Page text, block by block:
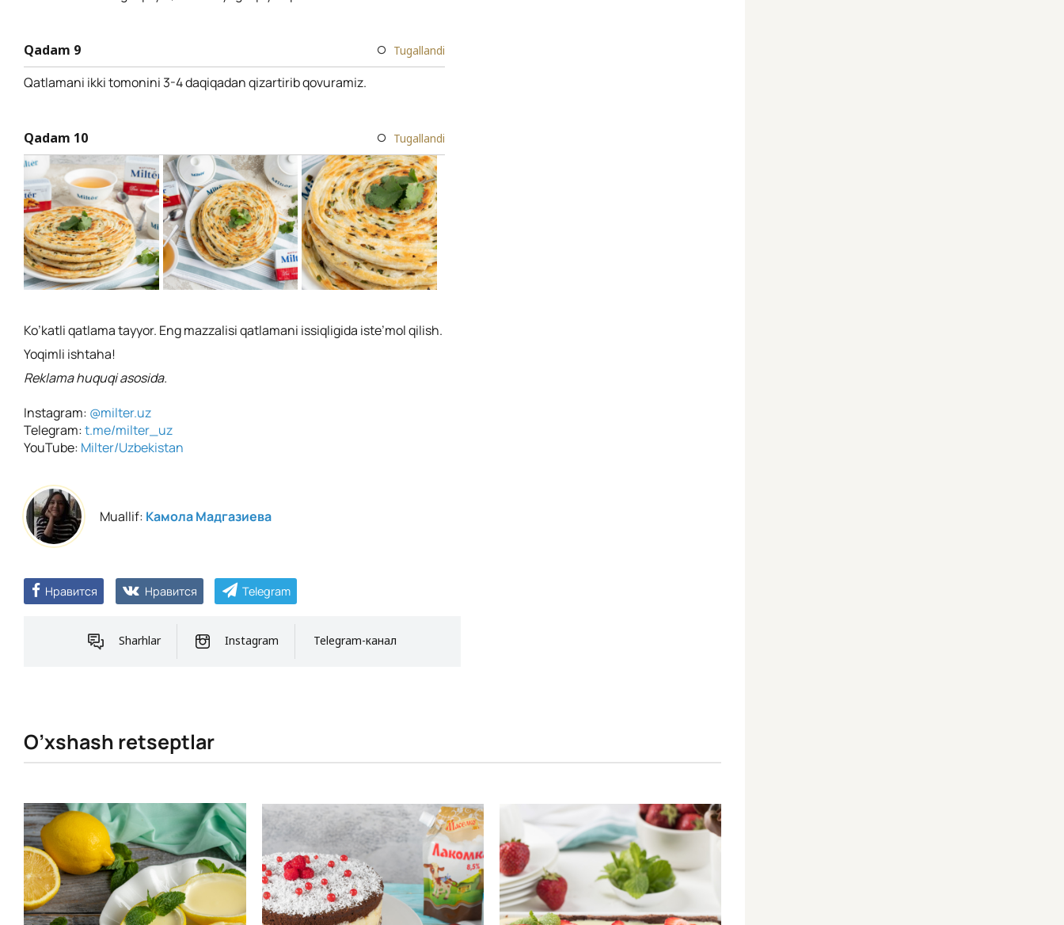
Qadam 9 Tugallandi
Qatlamani ikki tomonini 3-4 daqiqadan qizartirib qovuramiz.
Qadam 10 Tugallandi
Ko’katli qatlama tayyor. Eng mazzalisi qatlamani issiqligida iste’mol qilish.
Yoqimli ishtaha!
Reklama huquqi asosida.
Instagram: @milter.uz
Telegram:t.me/milter_uz
YouTube: Milter/Uzbekistan
Muallif: Камола Мадгазиева
Нравится Нравится Telegram
Sharhlar Instagram Telegram-канал
O’xshash retseptlar